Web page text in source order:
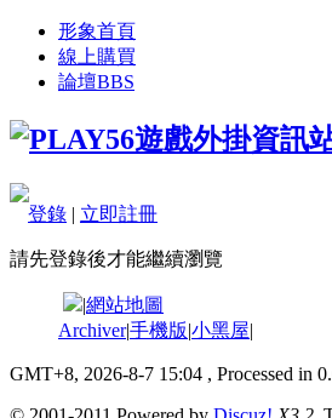
形象首頁
線上購買
論壇BBS
登錄 | 立即註冊
請先登錄後才能繼續瀏覽
|網站地圖
Archiver|手機版|小黑屋|
GMT+8, 2026-8-7 15:04 , Processed in